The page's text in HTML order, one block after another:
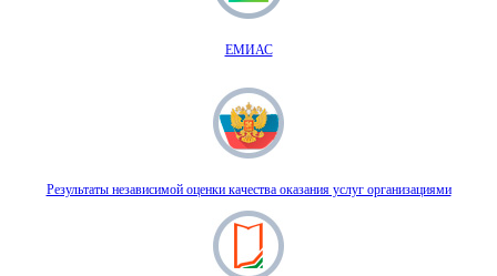
ЕМИАС
Результаты независимой оценки качества оказания услуг организациями